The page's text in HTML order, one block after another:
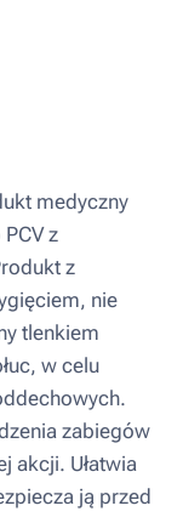
medyczny
z
z
nie
tlenkiem
w celu
zabiegów
akcji. Ułatwia
ją przed